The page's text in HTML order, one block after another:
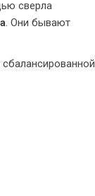
сверла
. Они бывают